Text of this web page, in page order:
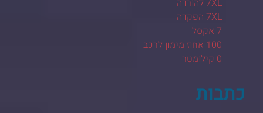
7XL להורדה
7XL הפקדה
7 אקסל
100 אחוז מימון לרכב
0 קילומטר
כתבות